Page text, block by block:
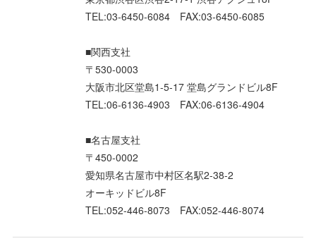
TEL:03-6450-6084 FAX:03-6450-6085
■関西支社
〒530-0003
大阪市北区堂島1-5-17 堂島グランドビル8F
TEL:06-6136-4903 FAX:06-6136-4904
■名古屋支社
〒450-0002
愛知県名古屋市中村区名駅2-38-2
オーキッドビル8F
TEL:052-446-8073 FAX:052-446-8074